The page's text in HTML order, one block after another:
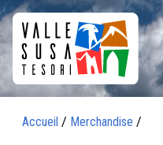
Accueil / Merchandise /